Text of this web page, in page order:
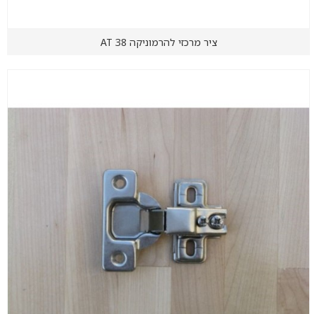
ציר מרכזי להרמוניקה AT 38